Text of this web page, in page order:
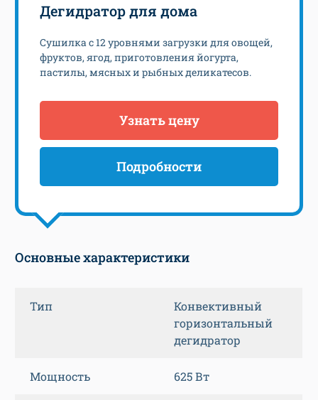
Дегидратор для дома
Сушилка с 12 уровнями загрузки для овощей,
фруктов, ягод, приготовления йогурта,
пастилы, мясных и рыбных деликатесов.
Узнать цену
Подробности
Основные характеристики
Тип
Конвективный
горизонтальный
дегидратор
Мощность 625 Вт